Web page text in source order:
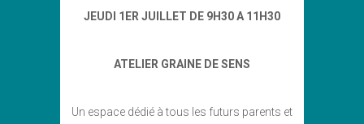
JEUDI 1ER JUILLET DE 9H30 A 11H30
ATELIER GRAINE DE SENS
Un espace dédié à tous les futurs parents et